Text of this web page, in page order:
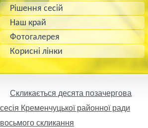
Рішення сесій
Наш край
Фотогалерея
Корисні лінки
Скликається десята позачергова
сесія Кременчуцької районної ради
восьмого скликання